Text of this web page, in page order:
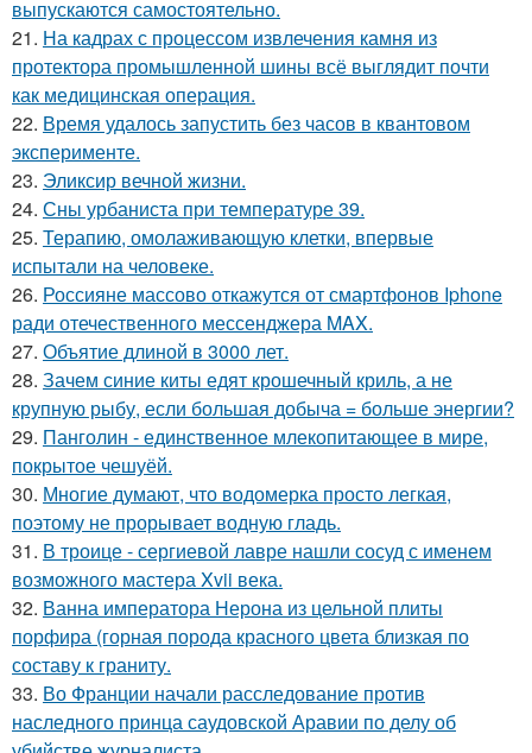
выпускаются самостоятельно.
21. На кадрах с процессом извлечения камня из
протектора промышленной шины всё выглядит почти
как медицинская операция.
22. Время удалось запустить без часов в квантовом
эксперименте.
23. Эликсир вечной жизни.
24. Сны урбаниста при температуре 39.
25. Терапию, омолаживающую клетки, впервые
испытали на человеке.
26. Россияне массово откажутся от смартфонов Iphone
ради отечественного мессенджера MAX.
27. Объятие длиной в 3000 лет.
28. Зачем синие киты едят крошечный криль, а не
крупную рыбу, если большая добыча = больше энергии?
29. Панголин - единственное млекопитающее в мире,
покрытое чешуёй.
30. Многие думают, что водомерка просто легкая,
поэтому не прорывает водную гладь.
31. В троице - сергиевой лавре нашли сосуд с именем
возможного мастера Xvii века.
32. Ванна императора Нерона из цельной плиты
порфира (горная порода красного цвета близкая по
составу к граниту.
33. Во Франции начали расследование против
наследного принца саудовской Аравии по делу об